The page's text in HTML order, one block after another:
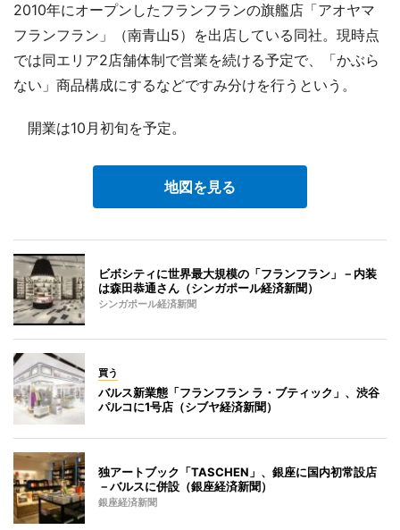
2010年にオープンしたフランフランの旗艦店「アオヤマ
フランフラン」（南青山5）を出店している同社。現時点
では同エリア2店舗体制で営業を続ける予定で、「かぶら
ない」商品構成にするなどですみ分けを行うという。
開業は10月初旬を予定。
地図を見る
ビボシティに世界最大規模の「フランフラン」－内装
は森田恭通さん（シンガポール経済新聞）
シンガポール経済新聞
買う
バルス新業態「フランフラン ラ・ブティック」、渋谷
パルコに1号店（シブヤ経済新聞）
独アートブック「TASCHEN」、銀座に国内初常設店
－バルスに併設（銀座経済新聞）
銀座経済新聞